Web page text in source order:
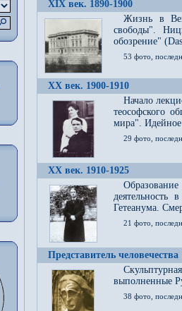
XIX век. 1890-1900
Жизнь в
свободы".
обозрение"
53 фото,
XX век. 1900-1910
Начало
теософского
мира". Идейное
29 фото,
XX век. 1910-1925
Образование
деятельность
Гетеанума.
21 фото,
Представитель человечества
выполненные
38 фото,